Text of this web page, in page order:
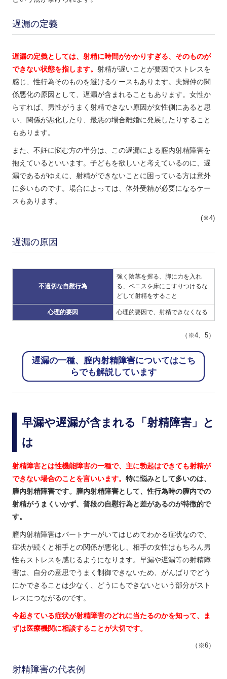
遅漏の定義
遅漏の定義としては、射精に時間がかかりすぎる、そのものが
できない状態を指します。 射精が遅いことが要因でストレスを
感じ、性行為そのものを避けるケースもあります。夫婦仲の関
係悪化の原因として、遅漏が含まれることもあります。女性か
らすれば、男性がうまく射精できない原因が女性側にあると思
い、関係が悪化したり、最悪の場合離婚に発展したりすること
もあります。
また、不妊に悩む方の半分は、この遅漏による腟内射精障害を
抱えているといいます。子どもを欲しいと考えているのに、遅
漏であるがゆえに、射精ができないことに困っている方は意外
に多いものです。場合によっては、体外受精が必要になるケー
スもあります。
(※4)
遅漏の原因
不適切な自慰行為
強く陰茎を握る、脚に力を入れ
る、ペニスを床にこすりつけるな
どして射精をすること
心理的要因 心理的要因で、射精できなくなる
（※4、5）
遅漏の一種、膣内射精障害についてはこち
らでも解説しています
早漏や遅漏が含まれる「射精障害」と
は
射精障害とは性機能障害の一種で、主に勃起はできても射精が
できない場合のことを言いいます。 特に悩みとして多いのは、
膣内射精障害です。膣内射精障害として、性行為時の膣内での
射精がうまくいかず、普段の自慰行為と差があるのが特徴的で
す。
膣内射精障害はパートナーがいてはじめてわかる症状なので、
症状が続くと相手との関係が悪化し、相手の女性はもちろん男
性もストレスを感じるようになります。早漏や遅漏等の射精障
害は、自分の意思でうまく制御できないため、がんばりでどう
にかできることは少なく、どうにもできないという部分がスト
レスにつながるのです。
今起きている症状が射精障害のどれに当たるのかを知って、ま
ずは医療機関に相談することが大切です。
（※6）
射精障害の代表例